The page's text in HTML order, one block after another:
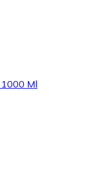
Ml